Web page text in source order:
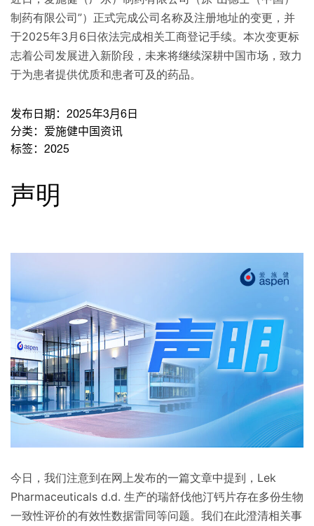
制药有限公司”）正式完成公司名称及注册地址的变更，并
于2025年3月6日依法完成相关工商登记手续。本次变更标
志着公司发展进入新阶段，未来将继续深耕中国市场，致力
于为患者提供优质和患者可及的药品。
发布日期： 2025年3月6日
分类： 爱施健中国资讯
标签： 2025
声明
今日，我们注意到在网上发布的一篇文章中提到，Lek
Pharmaceuticals d.d. 生产的瑞舒伐他汀钙片存在多份生物
一致性评价的有效性数据雷同等问题。我们在此澄清相关事